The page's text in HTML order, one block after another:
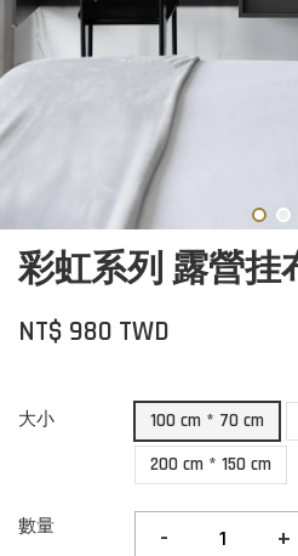
彩虹系列 露營挂
NT$ 980 TWD
大小 100 cm * 70 cm
200 cm * 150 cm
數量 - +